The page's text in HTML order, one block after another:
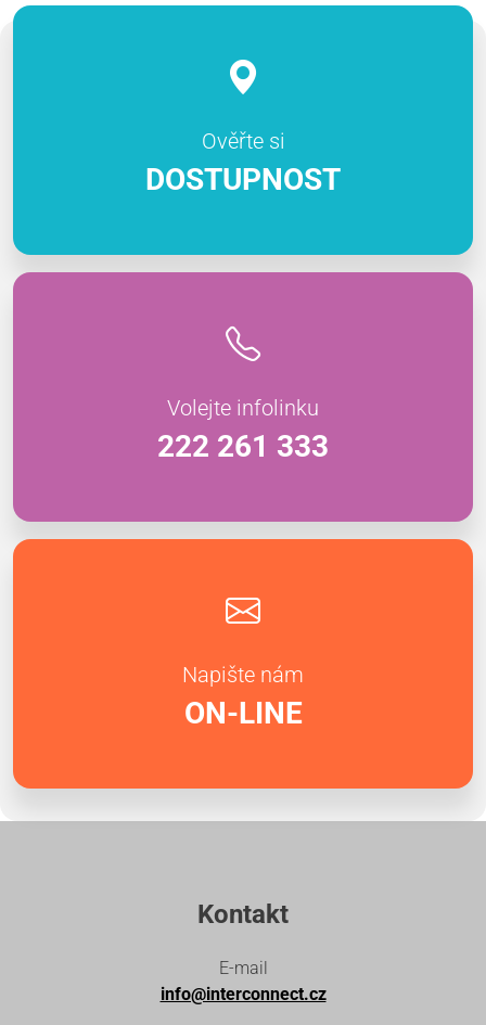
Ověřte si
DOSTUPNOST
Volejte infolinku
222 261 333
Napište nám
ON-LINE
Kontakt
E-mail
info@interconnect.cz